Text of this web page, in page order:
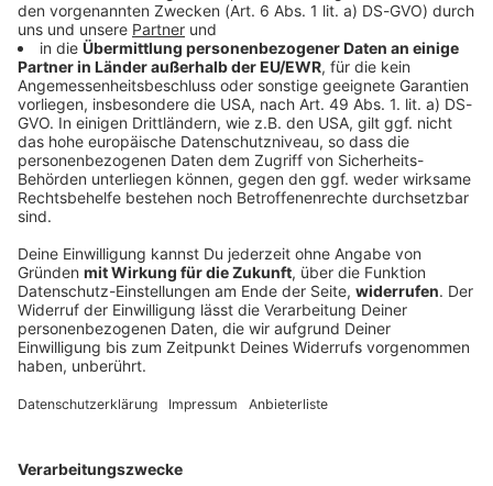
Weihnachtsgeschenke umtauschen oder
zurückgeben: So funktioniert's!
Es kommt vor, dass wir mit dem Weihnachtsgeschenk
für die Liebsten keinen Volltreffer landen. Das
selbstverständlich zu Weihnachten. Aber geht das
klären wir hier.